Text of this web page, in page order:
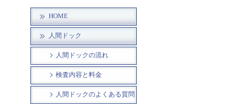
HOME
人間ドック
人間ドックの流れ
検査内容と料金
人間ドックのよくある質問